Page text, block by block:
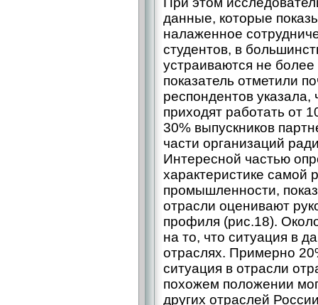
данные, которые
налаженное
студентов, в
устраиваются не
показатель отметили
респондентов указала,
приходят работать от
30% выпускников
части организаций
Интересной частью
характеристике самой
промышленности,
отрасли оценивают
профиля (рис.18).
на то, что ситуация в
отраслях. Примерно
ситуация в отрасли
похожем положении
других отраслей